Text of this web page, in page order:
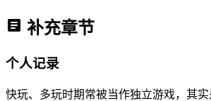
补充章节
个人记录
快玩、多玩时期常被当作独立游戏，其